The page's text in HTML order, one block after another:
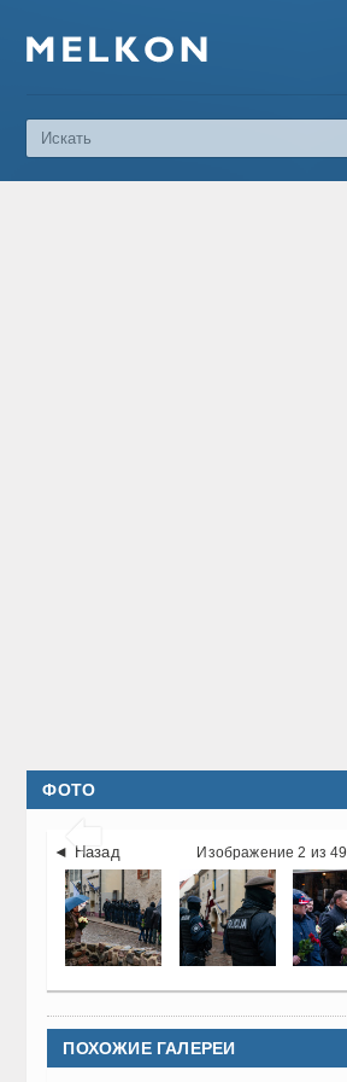
ФОТО

◄ Назад Изображение 2 из 49
ПОХОЖИЕ ГАЛЕРЕИ